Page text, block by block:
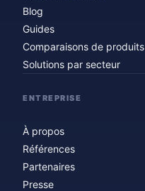
Blog
Guides
Comparaisons de produits
Solutions par secteur
ENTREPRISE
À propos
Références
Partenaires
Presse